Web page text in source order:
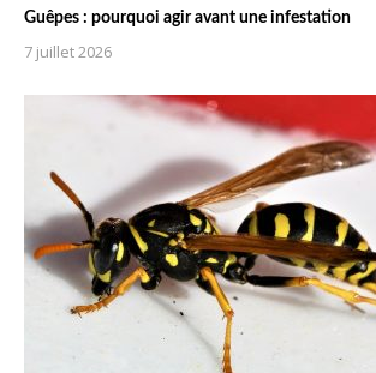
Guêpes : pourquoi agir avant une infestation
7 juillet 2026